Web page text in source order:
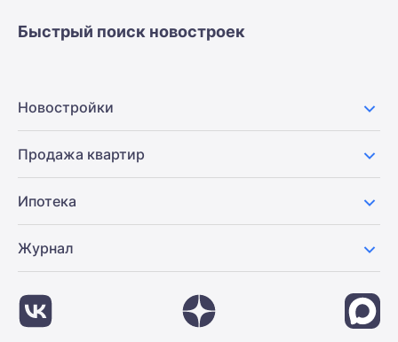
Быстрый поиск новостроек
Новостройки
Продажа квартир
Ипотека
Журнал